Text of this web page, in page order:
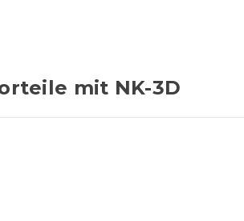
mit NK-3D